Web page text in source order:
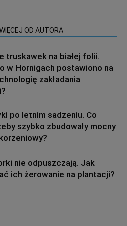
WIĘCEJ OD AUTORA
truskawek na białej folii.
w Hornigach postawiono na
zakładania
po letnim sadzeniu. Co
szybko zbudowały mocny
nie odpuszczają. Jak
ich żerowanie na plantacji?